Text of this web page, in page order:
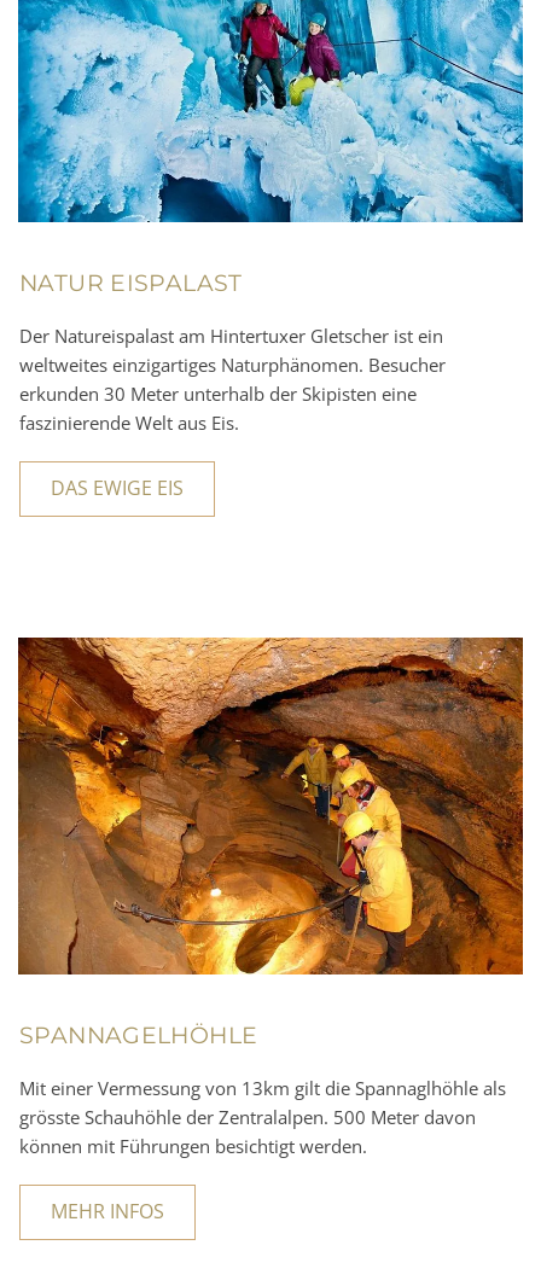
NATUR EISPALAST
Der Natureispalast am Hintertuxer Gletscher ist ein
weltweites einzigartiges Naturphänomen. Besucher
erkunden 30 Meter unterhalb der Skipisten eine
faszinierende Welt aus Eis.
DAS EWIGE EIS
SPANNAGELHÖHLE
Mit einer Vermessung von 13km gilt die Spannaglhöhle als
grösste Schauhöhle der Zentralalpen. 500 Meter davon
können mit Führungen besichtigt werden.
MEHR INFOS